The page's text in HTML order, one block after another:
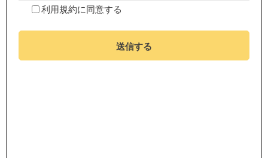
利用規約に同意する
送信する